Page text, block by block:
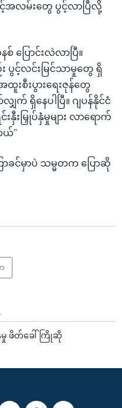
င့်အလမ်းတွေ ပွင့်လာပြီလို့
စ် ပြောင်းလဲလာပြီ။
ပွင့်လင်းမြင်သာမှုတွေ ရှိ
ထူးစီးပွားရေးဇုန်တွေ
ရှိနေပါပြီ။ ဂျပန်နိုင်ငံ
းနှီးမြှုပ်နှံမှုများ လာရောက်
ယ်"
ာခင်မှာပဲ သမ္မတက ပြောဆို
နှံမှု ဖိတ်ခေါ်ကြိုဆို